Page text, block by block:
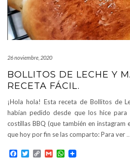
26 noviembre, 2020
BOLLITOS DE LECHE Y
RECETA FÁCIL.
¡Hola hola! Esta receta de Bollitos de
habían pedido desde que los hice para
costillas BBQ (que también en instagram
que hoy por fin se las comparto: Para ver …
Facebook
TwitterCopyGmailWhatsApp